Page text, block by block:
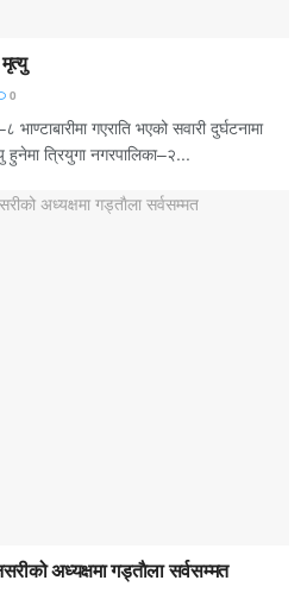
0
गएराति भएको सवारी दुर्घटनामा
त्रियुगा नगरपालिका–२...
अध्यक्षमा गड्ताैला सर्वसम्मत